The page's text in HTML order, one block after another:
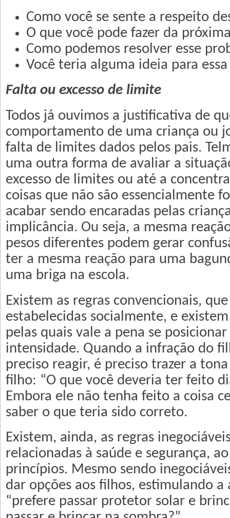
Como você se sente a respeito
O que você pode fazer da
Como podemos resolver esse
Você teria alguma ideia para
Falta ou excesso de limite
Todos já ouvimos a justificativa de
comportamento de uma criança ou
falta de limites dados pelos pais.
uma outra forma de avaliar a
excesso de limites ou até a
coisas que não são essencialmente
acabar sendo encaradas pelas
implicância. Ou seja, a mesma
pesos diferentes podem gerar
ter a mesma reação para uma
uma briga na escola.
Existem as regras convencionais,
estabelecidas socialmente, e
pelas quais vale a pena se
intensidade. Quando a infração do
preciso reagir, é preciso trazer a
filho: “O que você deveria ter feito
Embora ele não tenha feito a coisa
saber o que teria sido correto.
Existem, ainda, as regras
relacionadas à saúde e segurança,
princípios. Mesmo sendo
dar opções aos filhos, estimulando
“prefere passar protetor solar e